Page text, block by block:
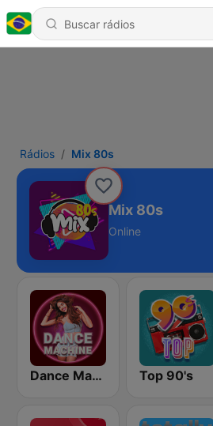
Rádios Mix 80s
Mix 80s
Online
Dance Machine Top 90's